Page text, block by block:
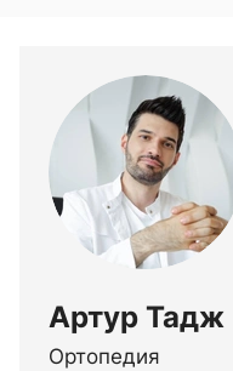
Артур Тадж
Ортопедия